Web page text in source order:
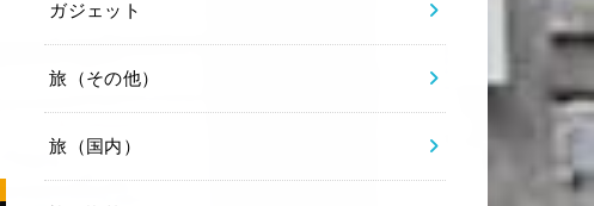
ガジェット
旅（その他）
旅（国内）